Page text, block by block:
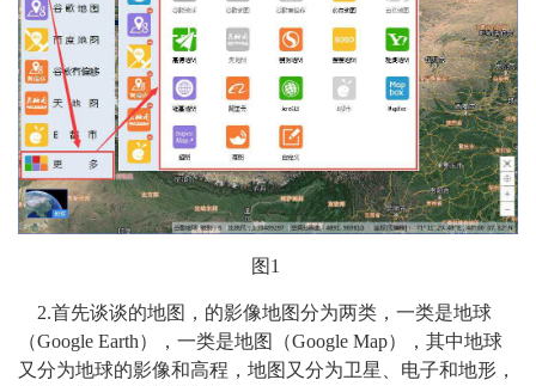
图1
2.首先谈谈的地图，的影像地图分为两类，一类是地球
（Google Earth），一类是地图（Google Map），其中地球
又分为地球的影像和高程，地图又分为卫星、电子和地形，